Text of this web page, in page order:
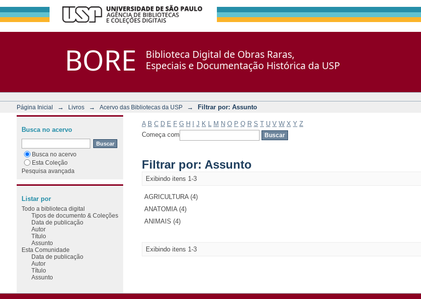
BORE
Biblioteca Digital de Obras Raras,
Especiais e Documentação Histórica da USP
Página Inicial → Livros → Acervo das Bibliotecas da USP → Filtrar por: Assunto
A B C D E F G H J K M N O P Q R S T U V W X Y Z
Começa com
Filtrar por: Assunto
Exibindo itens 1-3
AGRICULTURA (4)
ANATOMIA (4)
ANIMAIS (4)
Exibindo itens 1-3
Busca no acervo
Busca no acervo
Esta Coleção
Pesquisa avançada
Listar por
Todo a biblioteca digital
Tipos de documento & Coleções
Data de publicação
Autor
Título
Assunto
Esta Comunidade
Data de publicação
Autor
Título
Assunto